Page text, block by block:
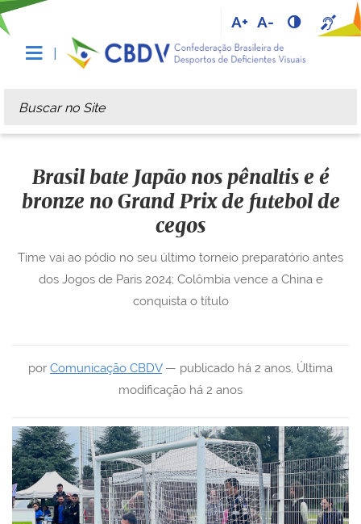
A+ A-
Busca
Busca Avançada…
Brasil bate Japão nos pênaltis e é
bronze no Grand Prix de futebol de
cegos
por Comunicação CBDV— publicado há 2 anos, Última
modificação há 2 anos
Time vai ao pódio no seu último torneio preparatório antes
dos Jogos de Paris 2024; Colômbia vence a China e
conquista o título